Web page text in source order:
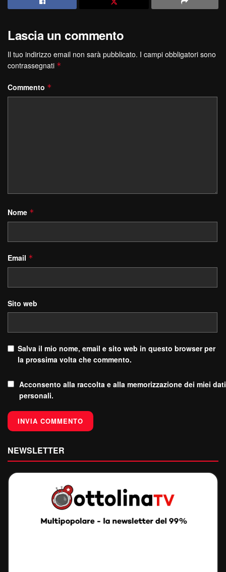
Lascia un commento
Il tuo indirizzo email non sarà pubblicato. I campi obbligatori sono
contrassegnati *
Commento *
Nome *
Email *
Sito web
Salva il mio nome, email e sito web in questo browser per
la prossima volta che commento.
Acconsento alla raccolta e alla memorizzazione dei miei dati
personali.
NEWSLETTER